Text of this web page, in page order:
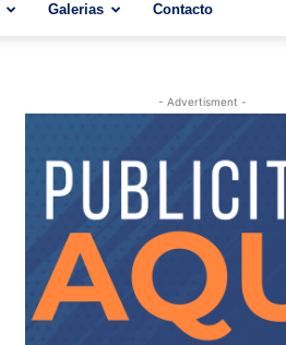
Galerias Contacto
- Advertisment -